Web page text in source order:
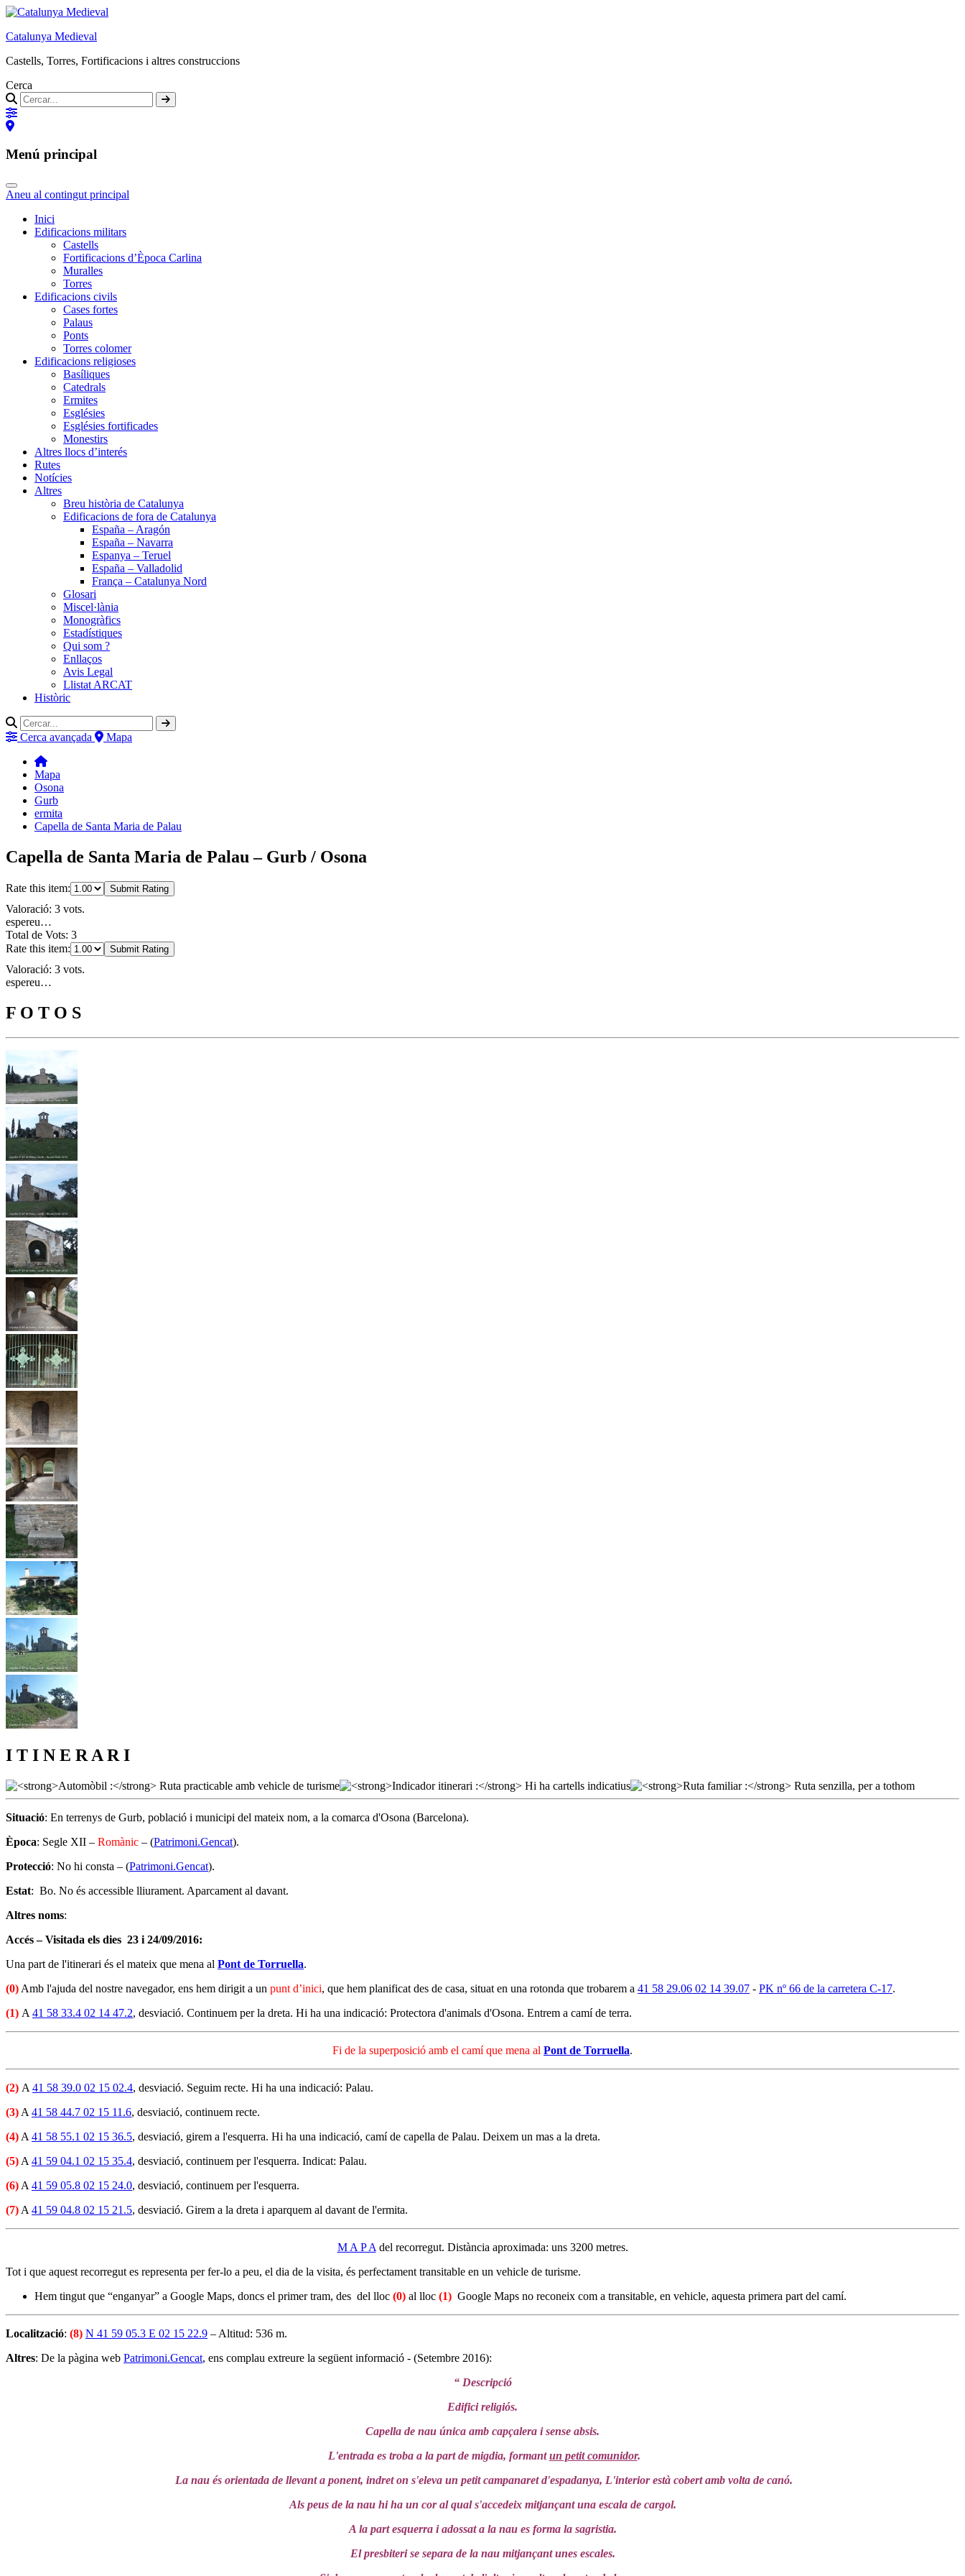
Catalunya Medieval
Castells, Torres, Fortificacions i altres construccions
Cerca
Menú principal
Aneu al contingut principal
Inici
Edificacions militars
Castells
Fortificacions d’Època Carlina
Muralles
Torres
Edificacions civils
Cases fortes
Palaus
Ponts
Torres colomer
Edificacions religioses
Basíliques
Catedrals
Ermites
Esglésies
Esglésies fortificades
Monestirs
Altres llocs d’interés
Rutes
Notícies
Altres
Breu història de Catalunya
Edificacions de fora de Catalunya
España – Aragón
España – Navarra
Espanya – Teruel
España – Valladolid
França – Catalunya Nord
Glosari
Miscel·lània
Monogràfics
Estadístiques
Qui som ?
Enllaços
Avis Legal
Llistat ARCAT
Històric
Cerca avançada Mapa
Mapa
Osona
Gurb
ermita
Capella de Santa Maria de Palau
Capella de Santa Maria de Palau – Gurb / Osona
Rate this item: Submit Rating
Valoració: 3 vots.
espereu…
Total de Vots: 3
Rate this item:
Submit Rating
Valoració: 3 vots.
espereu…
F O T O S
I T I N E R A R I
Situació: En terrenys de Gurb, població i municipi del mateix nom, a la comarca d'Osona (Barcelona).
Època: Segle XII – Romànic – (Patrimoni.Gencat).
Protecció: No hi consta – (Patrimoni.Gencat).
Estat: Bo. No és accessible lliurament. Aparcament al davant.
Altres noms:
Accés – Visitada els dies 23 i 24/09/2016:
Una part de l'itinerari és el mateix que mena al Pont de Torruella.
(0) Amb l'ajuda del nostre navegador, ens hem dirigit a un punt d’inici, que hem planificat des de casa, situat en una rotonda que trobarem a 41 58 29.06 02 14 39.07 - PK nº 66 de la carretera C-17.
(1) A 41 58 33.4 02 14 47.2, desviació. Continuem per la dreta. Hi ha una indicació: Protectora d'animals d'Osona. Entrem a camí de terra.
Fi de la superposició amb el camí que mena al Pont de Torruella.
(2) A 41 58 39.0 02 15 02.4, desviació. Seguim recte. Hi ha una indicació: Palau.
(3) A 41 58 44.7 02 15 11.6, desviació, continuem recte.
(4) A 41 58 55.1 02 15 36.5, desviació, girem a l'esquerra. Hi ha una indicació, camí de capella de Palau. Deixem un mas a la dreta.
(5) A 41 59 04.1 02 15 35.4, desviació, continuem per l'esquerra. Indicat: Palau.
(6) A 41 59 05.8 02 15 24.0, desviació, continuem per l'esquerra.
(7) A 41 59 04.8 02 15 21.5, desviació. Girem a la dreta i aparquem al davant de l'ermita.
M A P A del recorregut. Distància aproximada: uns 3200 metres.
Tot i que aquest recorregut es representa per fer-lo a peu, el dia de la visita, és perfectament transitable en un vehicle de turisme.
Hem tingut que “enganyar” a Google Maps, doncs el primer tram, des del lloc (0) al lloc (1) Google Maps no reconeix com a transitable, en vehicle, aquesta primera part del camí.
Localització: (8) N 41 59 05.3 E 02 15 22.9 – Altitud: 536 m.
Altres: De la pàgina web Patrimoni.Gencat, ens complau extreure la següent informació - (Setembre 2016):
“ Descripció
Edifici religiós.
Capella de nau única amb capçalera i sense absis.
L'entrada es troba a la part de migdia, formantun petit comunidor.
La nau és orientada de llevant a ponent, indret on s'eleva un petit campanaret d'espadanya, L'interior està cobert amb volta de canó.
Als peus de la nau hi ha un cor al qual s'accedeix mitjançant una escala de cargol.
A la part esquerra i adossat a la nau es forma la sagristia.
El presbiteri se separa de la nau mitjançant unes escales.